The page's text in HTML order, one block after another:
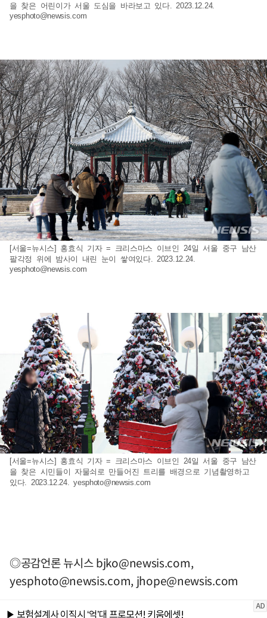
을 찾은 어린이가 서울 도심을 바라보고 있다. 2023.12.24.
yesphoto@newsis.com
[서울=뉴시스] 홍효식 기자 = 크리스마스 이브인 24일 서울 중구 남산
팔각정 위에 밤사이 내린 눈이 쌓여있다. 2023.12.24.
yesphoto@newsis.com
[서울=뉴시스] 홍효식 기자 = 크리스마스 이브인 24일 서울 중구 남산
을 찾은 시민들이 자물쇠로 만들어진 트리를 배경으로 기념촬영하고
있다. 2023.12.24.yesphoto@newsis.com
◎공감언론 뉴시스bjko@newsis.com,
yesphoto@newsis.com, jhope@newsis.com